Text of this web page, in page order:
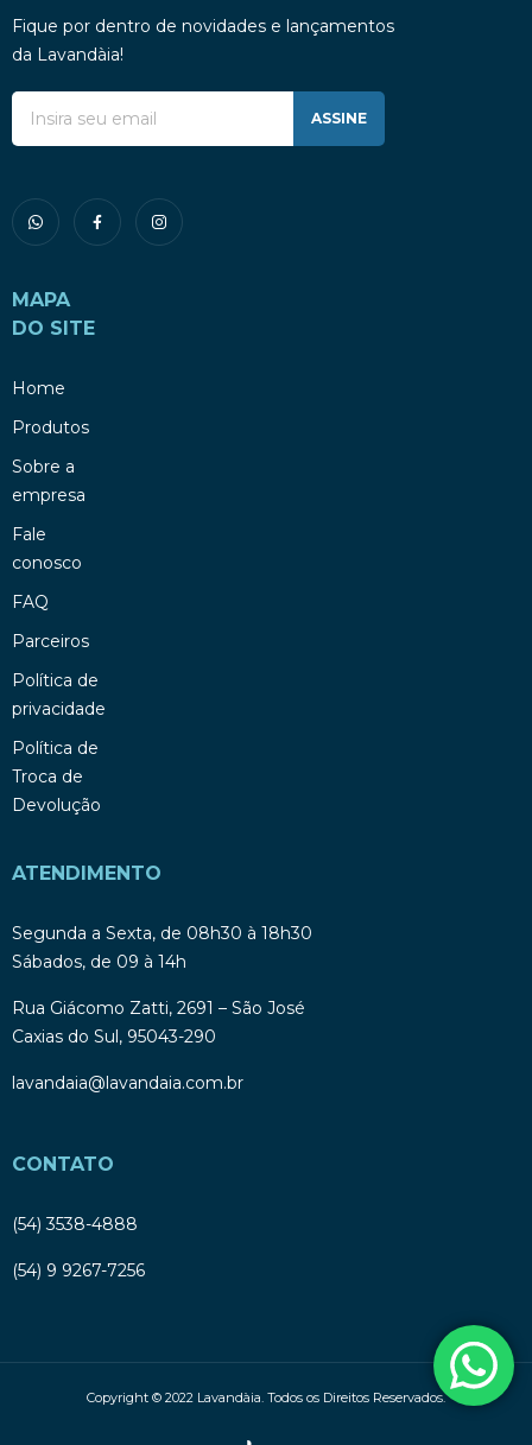
Fique por dentro de novidades e lançamentos
da Lavandàia!
ASSINE
MAPA
DO SITE
Home
Produtos
Sobre a
empresa
Fale
conosco
FAQ
Parceiros
Política de
privacidade
Política de
Troca de
Devolução
ATENDIMENTO
Segunda a Sexta, de 08h30 à 18h30
Sábados, de 09 à 14h
Rua Giácomo Zatti, 2691 – São José
Caxias do Sul, 95043-290
lavandaia@lavandaia.com.br
CONTATO
(54) 3538-4888
(54) 9 9267-7256
Copyright © 2022 Lavandàia. Todos os Direitos Reservados.